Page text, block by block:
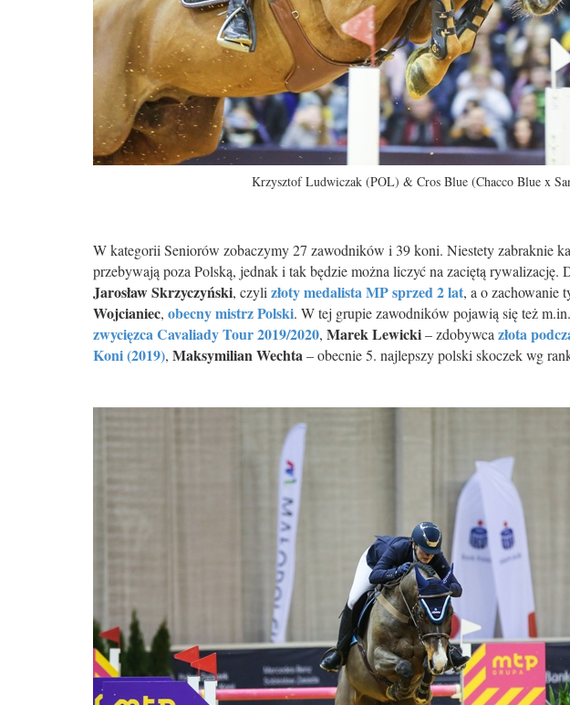
Krzysztof Ludwiczak (POL) & Cros Blue (Chacco Blue x
W kategorii Seniorów zobaczymy 27 zawodników i 39 koni. Niestety zabraknie
przebywają poza Polską, jednak i tak będzie można liczyć na zaciętą rywalizację.
Jarosław Skrzyczyński, czyli złoty medalista MP sprzed 2 lat, a o zachowanie
Wojcianiec, obecny mistrz Polski. W tej grupie zawodników pojawią się też m.in.
zwycięzca Cavaliady Tour 2019/2020, Marek Lewicki– zdobywca złota
Koni (2019), Maksymilian Wechta– obecnie 5. najlepszy polski skoczek wg